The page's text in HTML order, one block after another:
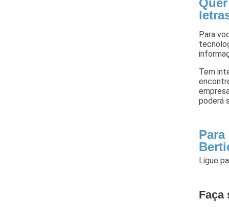
Para
Tem
poderá
Ligue
Faça